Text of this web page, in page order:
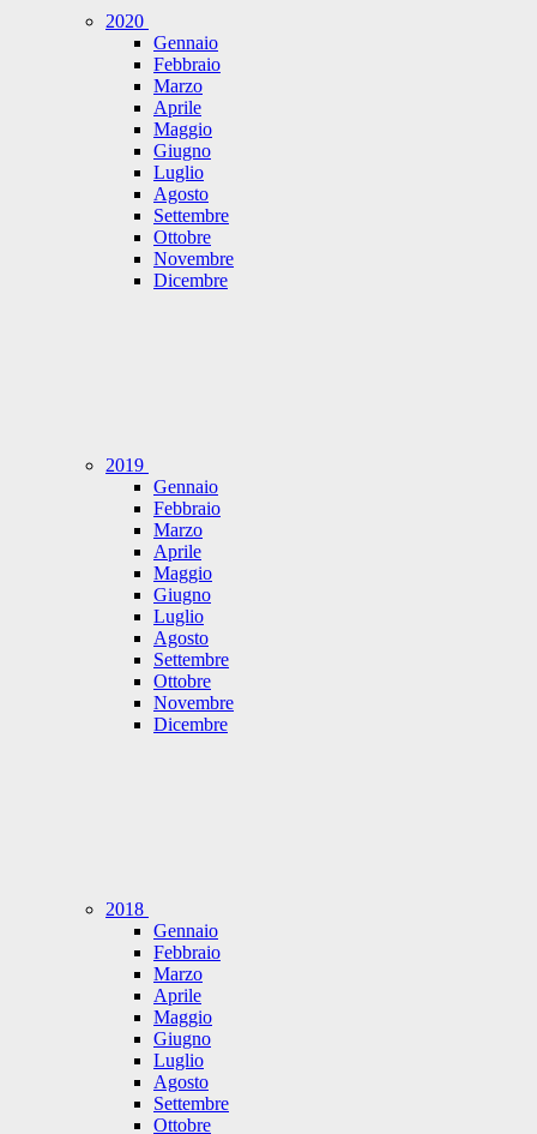
2020
Gennaio
Febbraio
Marzo
Aprile
Maggio
Giugno
Luglio
Agosto
Settembre
Ottobre
Novembre
Dicembre
2019
Gennaio
Febbraio
Marzo
Aprile
Maggio
Giugno
Luglio
Agosto
Settembre
Ottobre
Novembre
Dicembre
2018
Gennaio
Febbraio
Marzo
Aprile
Maggio
Giugno
Luglio
Agosto
Settembre
Ottobre